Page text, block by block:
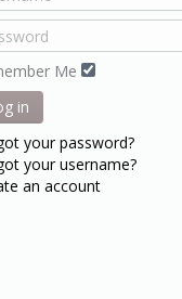
Me
in
your password?
your username?
an account